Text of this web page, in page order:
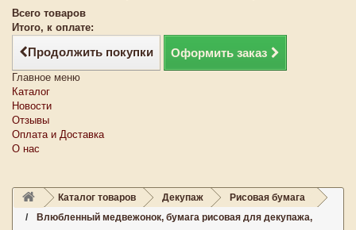
Всего товаров
Итого, к оплате:
Продолжить покупки Оформить заказ
Главное меню
Каталог
Новости
Отзывы
Оплата и Доставка
О нас
Каталог товаров Декупаж
Рисовая бумага
Влюбленный медвежонок, бумага рисовая для декупажа,